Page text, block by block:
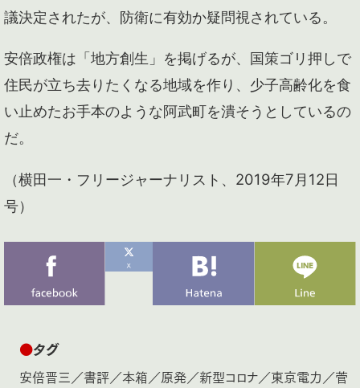
議決定されたが、防衛に有効か疑問視されている。
安倍政権は「地方創生」を掲げるが、国策ゴリ押しで
住民が立ち去りたくなる地域を作り、少子高齢化を食
い止めたお手本のような阿武町を潰そうとしているの
だ。
（横田一・フリージャーナリスト、2019年7月12日
号）
●タグ
安倍晋三／書評／本箱／原発／新型コロナ／東京電力／菅